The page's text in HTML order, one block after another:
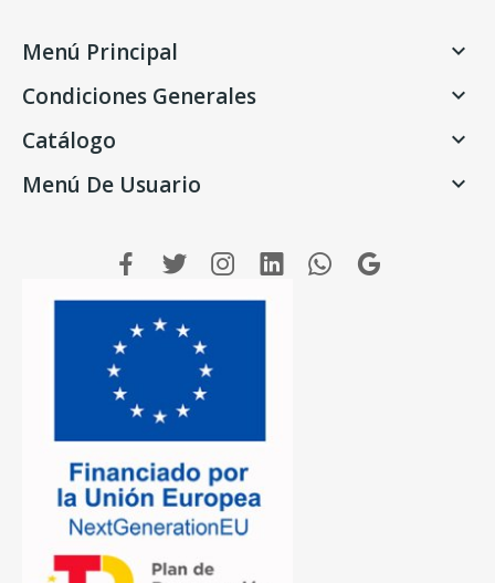
Menú Principal 
Condiciones Generales 
Catálogo 
Menú De Usuario 